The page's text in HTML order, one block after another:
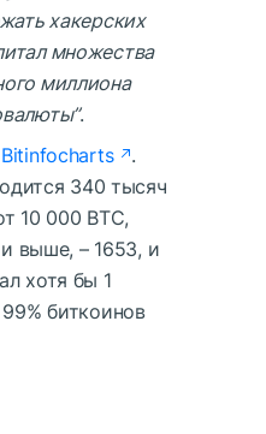
хакерских
множества
миллиона
.
Bitinfocharts
.
340 тысяч
10 000 BTC,
и выше, – 1653, и
хотя бы 1
биткоинов